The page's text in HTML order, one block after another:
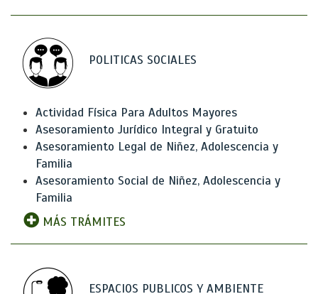
POLITICAS SOCIALES
Actividad Física Para Adultos Mayores
Asesoramiento Jurídico Integral y Gratuito
Asesoramiento Legal de Niñez, Adolescencia y
Familia
Asesoramiento Social de Niñez, Adolescencia y
Familia
MÁS TRÁMITES
ESPACIOS PUBLICOS Y AMBIENTE